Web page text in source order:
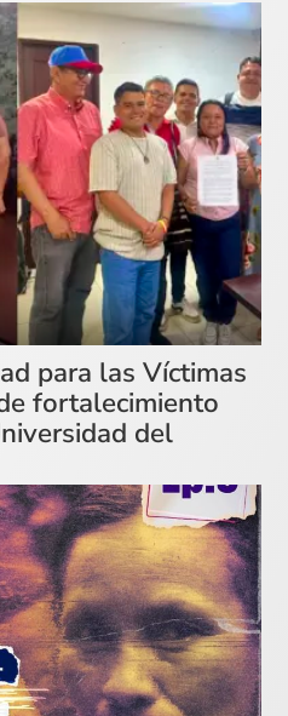
para las Víctimas
fortalecimiento
del